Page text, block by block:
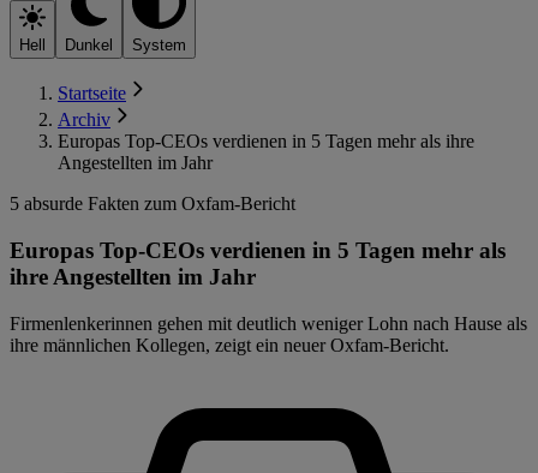
Hell Dunkel System
Startseite
Archiv
Europas Top-CEOs verdienen in 5 Tagen mehr als ihre
Angestellten im Jahr
5 absurde Fakten zum Oxfam-Bericht
Europas Top-CEOs verdienen in 5 Tagen mehr als
ihre Angestellten im Jahr
Firmenlenkerinnen gehen mit deutlich weniger Lohn nach Hause als
ihre männlichen Kollegen, zeigt ein neuer Oxfam-Bericht.